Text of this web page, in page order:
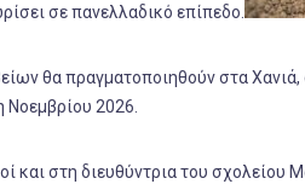
σε πανελλαδικό επίπεδο.
θα πραγματοποιηθούν στα
2026.
και στη διευθύντρια του